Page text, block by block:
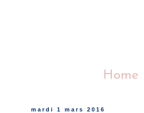
Home
mardi 1 mars 2016